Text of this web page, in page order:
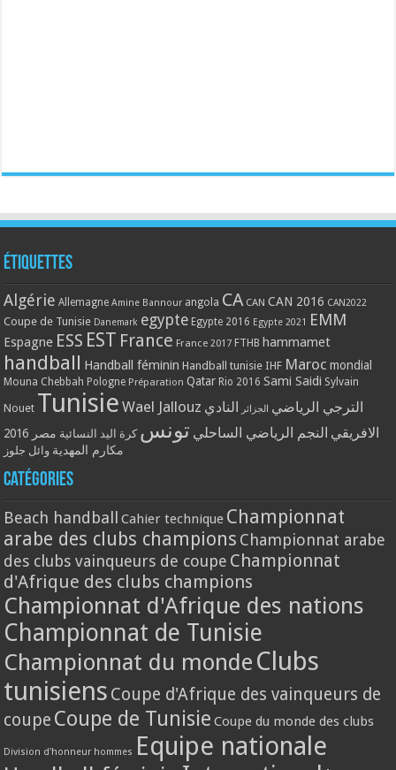
Étiquettes
Algérie Allemagne Amine Bannour angola CA CAN CAN 2016 CAN2022
Coupe de Tunisie Danemark egypte Egypte 2016 Egypte 2021 EMM
Espagne ESS EST France France 2017 FTHB hammamet
handball Handball féminin Handball tunisie IHF Maroc mondial
Mouna Chebbah Pologne Préparation Qatar Rio 2016 Sami Saidi Sylvain
Nouet Tunisie Wael Jallouz الترجي الرياضي الجزائر النادي
الافريقي النجم الرياضي الساحلي تونس كرة اليد النسائية مصر 2016
مكارم المهدية وائل جلوز
Catégories
Beach handball Cahier technique Championnat
arabe des clubs champions Championnat arabe
des clubs vainqueurs de coupe Championnat
d'Afrique des clubs champions
Championnat d'Afrique des nations
Championnat de Tunisie
Championnat du monde Clubs
tunisiens Coupe d'Afrique des vainqueurs de
coupe Coupe de Tunisie Coupe du monde des clubs
Division d'honneur hommes Equipe nationale